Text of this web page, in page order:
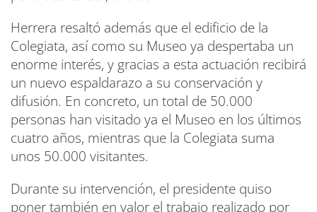
Herrera resaltó además que el edificio de la
Colegiata, así como su Museo ya despertaba un
enorme interés, y gracias a esta actuación recibirá
un nuevo espaldarazo a su conservación y
difusión. En concreto, un total de 50.000
personas han visitado ya el Museo en los últimos
cuatro años, mientras que la Colegiata suma
unos 50.000 visitantes.
Durante su intervención, el presidente quiso
poner también en valor el trabajo realizado por